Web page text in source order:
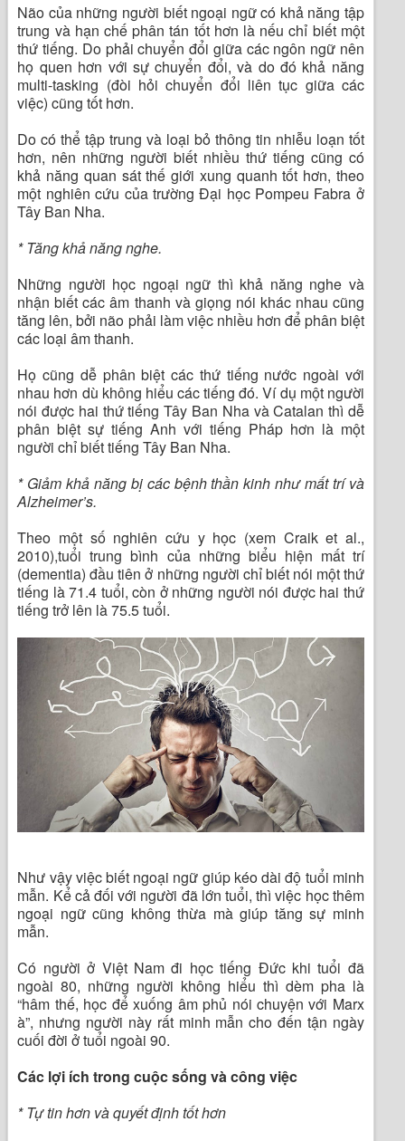
Não của những người biết ngoại ngữ có khả năng tập
trung và hạn chế phân tán tốt hơn là nếu chỉ biết một
thứ tiếng. Do phải chuyển đổi giữa các ngôn ngữ nên
họ quen hơn với sự chuyển đổi, và do đó khả năng
multi-tasking (đòi hỏi chuyển đổi liên tục giữa các
việc) cũng tốt hơn.
Do có thể tập trung và loại bỏ thông tin nhiễu loạn tốt
hơn, nên những người biết nhiều thứ tiếng cũng có
khả năng quan sát thế giới xung quanh tốt hơn, theo
một nghiên cứu của trường Đại học Pompeu Fabra ở
Tây Ban Nha.
* Tăng khả năng nghe.
Những người học ngoại ngữ thì khả năng nghe và
nhận biết các âm thanh và giọng nói khác nhau cũng
tăng lên, bởi não phải làm việc nhiều hơn để phân biệt
các loại âm thanh.
Họ cũng dễ phân biệt các thứ tiếng nước ngoài với
nhau hơn dù không hiểu các tiếng đó. Ví dụ một người
nói được hai thứ tiếng Tây Ban Nha và Catalan thì dễ
phân biệt sự tiếng Anh với tiếng Pháp hơn là một
người chỉ biết tiếng Tây Ban Nha.
* Giảm khả năng bị các bệnh thần kinh như mất trí và
Alzheimer’s.
Theo một số nghiên cứu y học (xem Craik et al.,
2010),tuổi trung bình của những biểu hiện mất trí
(dementia) đầu tiên ở những người chỉ biết nói một thứ
tiếng là 71.4 tuổi, còn ở những người nói được hai thứ
tiếng trở lên là 75.5 tuổi.
Như vậy việc biết ngoại ngữ giúp kéo dài độ tuổi minh
mẫn. Kể cả đối với người đã lớn tuổi, thì việc học thêm
ngoại ngữ cũng không thừa mà giúp tăng sự minh
mẫn.
Có người ở Việt Nam đi học tiếng Đức khi tuổi đã
ngoài 80, những người không hiểu thì dèm pha là
“hâm thế, học để xuống âm phủ nói chuyện với Marx
à”, nhưng người này rất minh mẫn cho đến tận ngày
cuối đời ở tuổi ngoài 90.
Các lợi ích trong cuộc sống và công việc
* Tự tin hơn và quyết định tốt hơn